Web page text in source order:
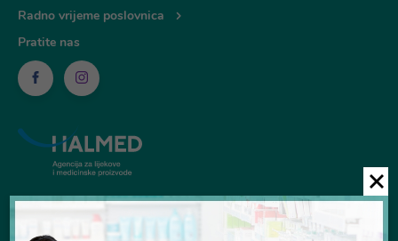
Radno vrijeme poslovnica
Pratite nas